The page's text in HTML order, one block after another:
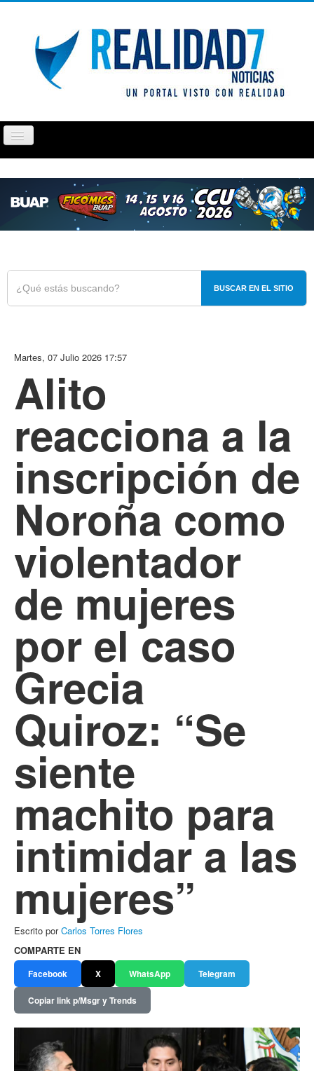
Cambiar
navegación
PUEBLA TLAXCALA OPINIÓN
BUSCAR EN EL SITIO
Martes, 07 Julio 2026 17:57
Alito
reacciona a la
inscripción de
Noroña como
violentador
de mujeres
por el caso
Grecia
Quiroz: “Se
siente
machito para
intimidar a las
mujeres”
Escrito porCarlos Torres Flores
COMPARTE EN
Facebook X WhatsApp Telegram
Copiar link p/Msgr y Trends